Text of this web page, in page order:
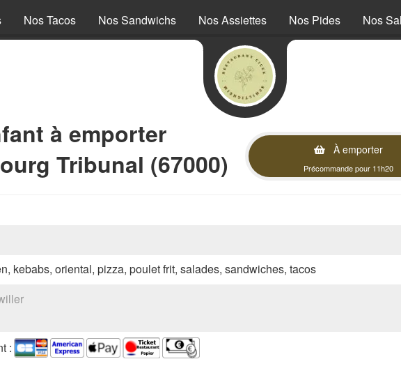
Nos Tacos Nos Sandwichs Nos Assiettes Nos Pides Nos
à emporter
Tribunal (67000)
À emporter
Précommande pour 11h20
kebabs, oriental, pizza, poulet frit, salades, sandwiches, tacos
: